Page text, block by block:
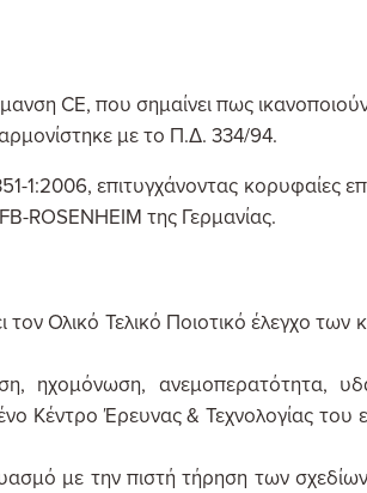
CE, που σημαίνει πως ικανοποιούν
με το Π.Δ. 334/94.
1:2006, επιτυγχάνοντας κορυφαίες
ROSENHEIM της Γερμανίας.
τον Ολικό Τελικό Ποιοτικό έλεγχο
ηχομόνωση, ανεμοπερατότητα,
Κέντρο Έρευνας & Τεχνολογίας του
με την πιστή τήρηση των